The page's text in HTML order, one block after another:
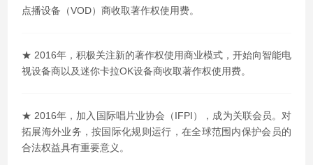
点播设备（VOD）商收取著作权使用费。
★ 2016年，积极关注新的著作权使用商业模式，开始向智能电
视设备商以及迷你卡拉OK设备商收取著作权使用费。
★ 2016年，加入国际唱片业协会（IFPI），成为关联会员。对
拓展海外业务，按国际化规则运行，在全球范围内保护会员的
合法权益具有重要意义。